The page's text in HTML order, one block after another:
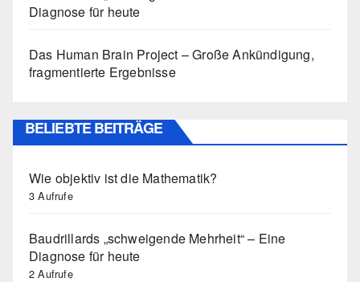
Diagnose für heute
Das Human Brain Project – Große Ankündigung,
fragmentierte Ergebnisse
BELIEBTE BEITRÄGE
Wie objektiv ist die Mathematik?
3 Aufrufe
Baudrillards „schweigende Mehrheit“ – Eine
Diagnose für heute
2 Aufrufe